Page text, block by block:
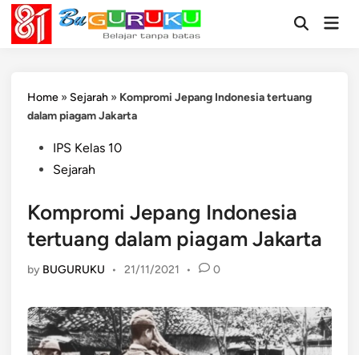
Skip
content
OpenMain
Home » Sejarah » Kompromi Jepang Indonesia tertuang
dalam piagam Jakarta
PostedIPS Kelas 10
Sejarah
Kompromi Jepang Indonesia
tertuang dalam piagam Jakarta
by BUGURUKU • 21/11/2021 • 0